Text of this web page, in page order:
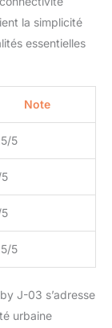
avec
les
et
en
d'abeille
une
la simplicité
essentielles
Note
5
5
J-03 s’adresse
urbaine